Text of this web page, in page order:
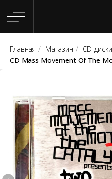
Главная Магазин Группы
Главная / Магазин / CD-диски